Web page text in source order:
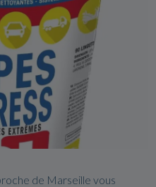
de Marseille vous